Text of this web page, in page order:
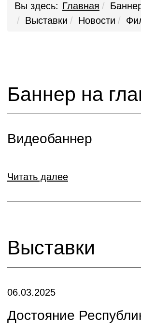
Вы здесь: Главная
Выставки
Новости
Баннер на
Видеобаннер
Читать далее
Выставки
06.03.2025
Достояние